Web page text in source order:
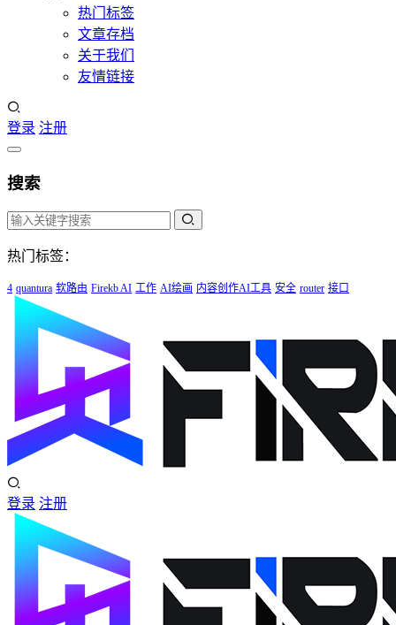
热门标签
文章存档
关于我们
友情链接
登录 注册
搜索
热门标签：
4 quantura 软路由 Firekb AI 工作 AI绘画 内容创作AI工具 安全 router 接口
登录 注册